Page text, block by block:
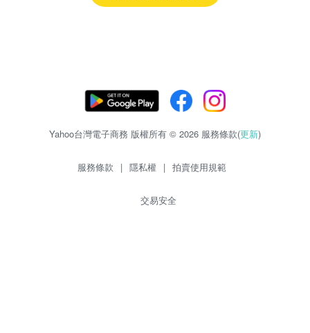
Yahoo台灣電子商務 版權所有 © 2026 服務條款(更新)
服務條款 | 隱私權 | 拍賣使用規範
交易安全